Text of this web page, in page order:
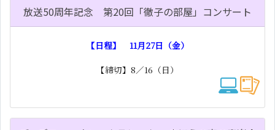
放送50周年記念 第20回「徹子の部屋」コンサート
【日程】 11月27日（金）
【締切】8／16（日）